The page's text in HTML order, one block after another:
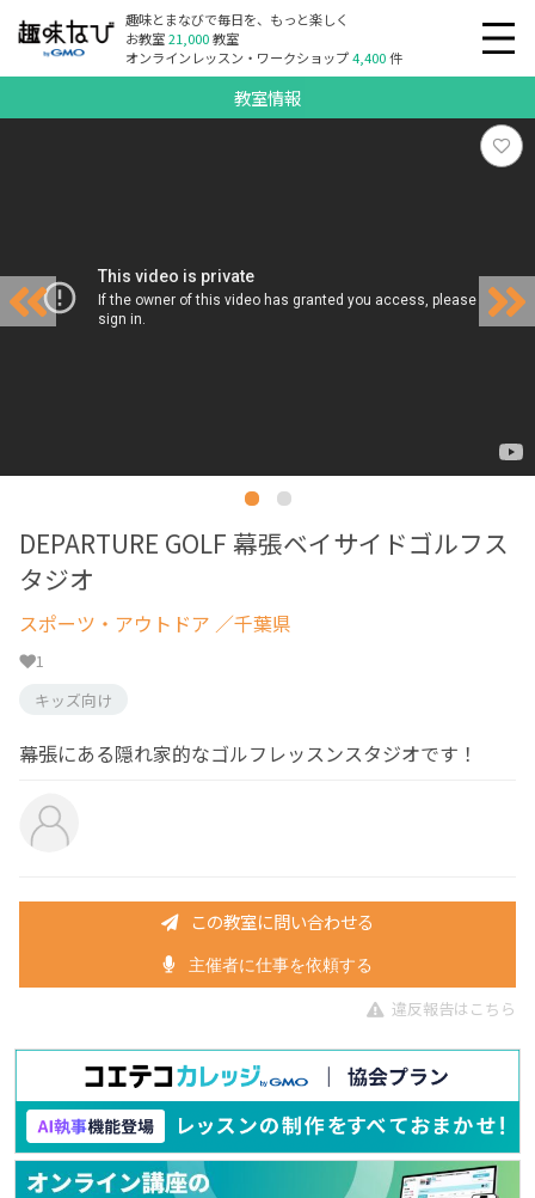
趣味とまなびで毎日を、もっと楽しく
お教室21,000教室
オンラインレッスン・ワークショップ4,400件
教室情報
DEPARTURE GOLF 幕張ベイサイドゴルフス
タジオ
スポーツ・アウトドア ／千葉県
1
キッズ向け
幕張にある隠れ家的なゴルフレッスンスタジオです！
この教室に問い合わせる
主催者に仕事を依頼する
違反報告はこちら